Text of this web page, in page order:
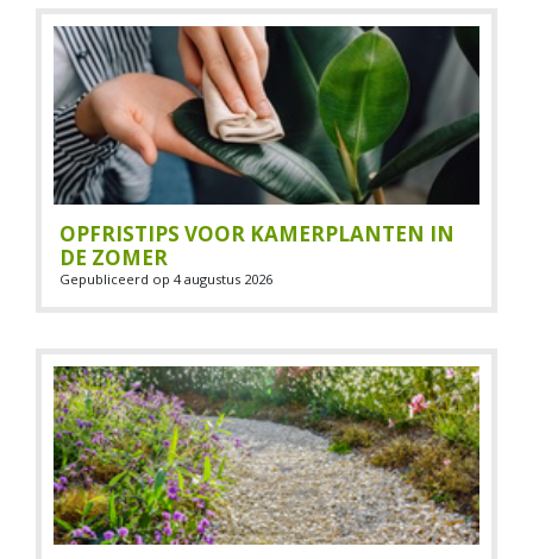
OPFRISTIPS VOOR KAMERPLANTEN IN
DE ZOMER
Gepubliceerd op 4 augustus 2026